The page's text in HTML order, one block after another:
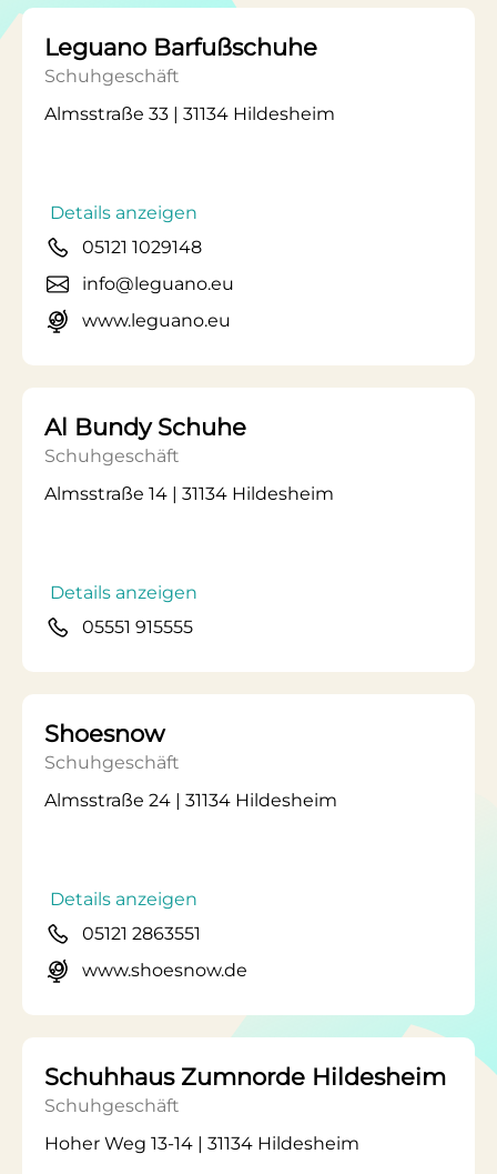
Leguano Barfußschuhe
Schuhgeschäft
Almsstraße 33 | 31134 Hildesheim
Details anzeigen
05121 1029148
info@leguano.eu
www.leguano.eu
Al Bundy Schuhe
Schuhgeschäft
Almsstraße 14 | 31134 Hildesheim
Details anzeigen
05551 915555
Shoesnow
Schuhgeschäft
Almsstraße 24 | 31134 Hildesheim
Details anzeigen
05121 2863551
www.shoesnow.de
Schuhhaus Zumnorde Hildesheim
Schuhgeschäft
Hoher Weg 13-14 | 31134 Hildesheim